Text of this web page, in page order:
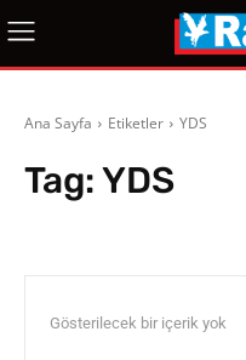
Ana Sayfa Etiketler YDS
Tag:YDS
Gösterilecek bir içerik yok